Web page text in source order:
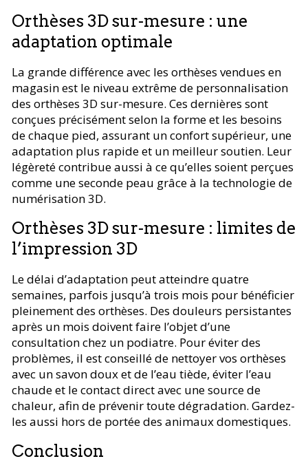
Orthèses 3D sur-mesure : une
adaptation optimale
La grande différence avec les orthèses vendues en
magasin est le niveau extrême de personnalisation
des orthèses 3D sur-mesure. Ces dernières sont
conçues précisément selon la forme et les besoins
de chaque pied, assurant un confort supérieur, une
adaptation plus rapide et un meilleur soutien. Leur
légèreté contribue aussi à ce qu’elles soient perçues
comme une seconde peau grâce à la technologie de
numérisation 3D.
Orthèses 3D sur-mesure : limites de
l’impression 3D
Le délai d’adaptation peut atteindre quatre
semaines, parfois jusqu’à trois mois pour bénéficier
pleinement des orthèses. Des douleurs persistantes
après un mois doivent faire l’objet d’une
consultation chez un podiatre. Pour éviter des
problèmes, il est conseillé de nettoyer vos orthèses
avec un savon doux et de l’eau tiède, éviter l’eau
chaude et le contact direct avec une source de
chaleur, afin de prévenir toute dégradation. Gardez-
les aussi hors de portée des animaux domestiques.
Conclusion